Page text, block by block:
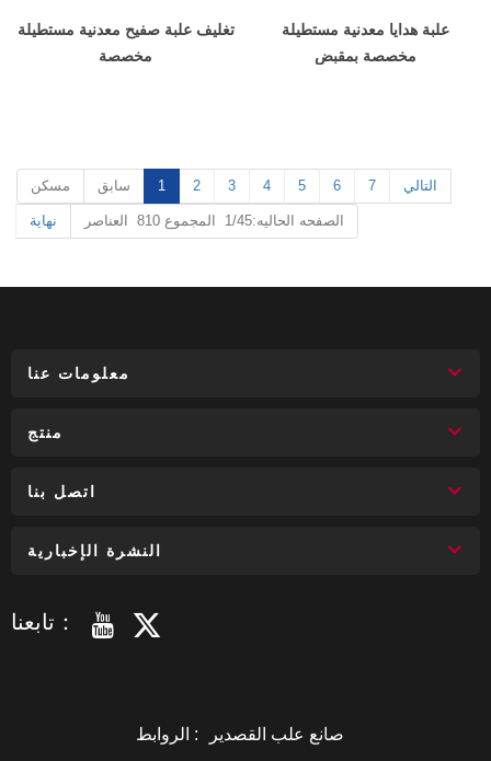
تغليف علبة صفيح معدنية مستطيلة
مخصصة
علبة هدايا معدنية مستطيلة
مخصصة بمقبض
مسكن سابق 1 2 3 4 5 6 7 التالي
نهاية الصفحه الحاليه:1/45 المجموع 810 العناصر
معلومات عنا
منتج
اتصل بنا
النشرة الإخبارية
تابعنا：
الروابط : صانع علب القصدير